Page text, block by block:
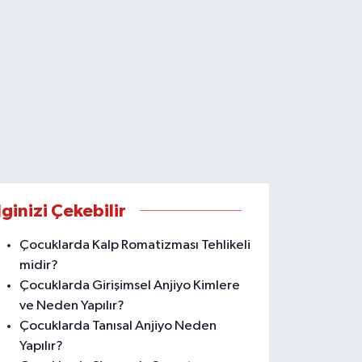
Çekebilir
Çocuklarda Kalp Romatizması Tehlikeli
midir?
Çocuklarda Girişimsel Anjiyo Kimlere
ve Neden Yapılır?
Çocuklarda Tanısal Anjiyo Neden
Yapılır?